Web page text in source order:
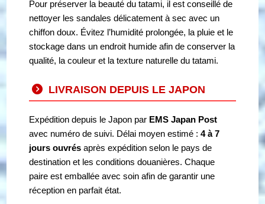
Pour préserver la beauté du tatami, il est conseillé de
nettoyer les sandales délicatement à sec avec un
chiffon doux. Évitez l’humidité prolongée, la pluie et le
stockage dans un endroit humide afin de conserver la
qualité, la couleur et la texture naturelle du tatami.
LIVRAISON DEPUIS LE JAPON
Expédition depuis le Japon par EMS Japan Post
avec numéro de suivi. Délai moyen estimé :4 à 7
jours ouvrés après expédition selon le pays de
destination et les conditions douanières. Chaque
paire est emballée avec soin afin de garantir une
réception en parfait état.